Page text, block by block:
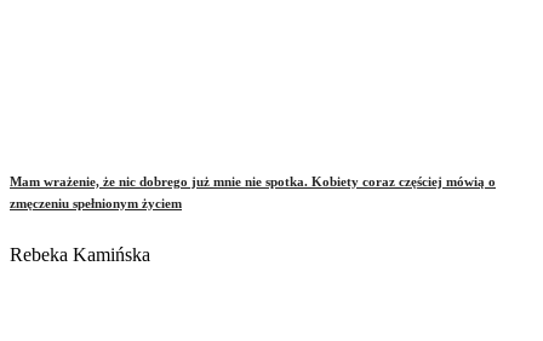
Mam wrażenie, że nic dobrego już mnie nie spotka. Kobiety coraz częściej mówią o
zmęczeniu spełnionym życiem
Rebeka Kamińska